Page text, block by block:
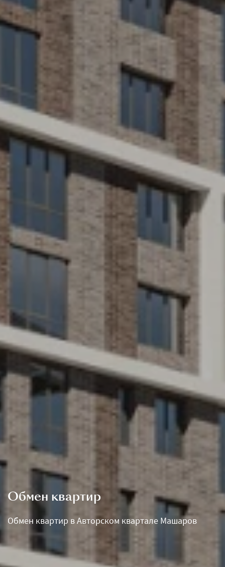
Обмен квартир
Обмен квартир в Авторском квартале Машаров